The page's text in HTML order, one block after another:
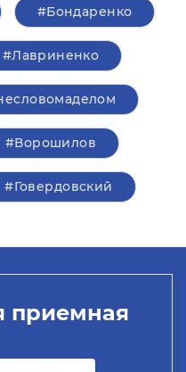
#Бондаренко
#Лавриненко
#Ворошилов
#Говердовский
приемная